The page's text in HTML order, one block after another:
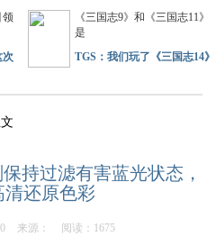
领
次
《三国志9》和《三国志11》
是
TGS：我们玩了《三国志14》
持过滤有害蓝光状态，
清还原色彩
来源： 阅读：1675